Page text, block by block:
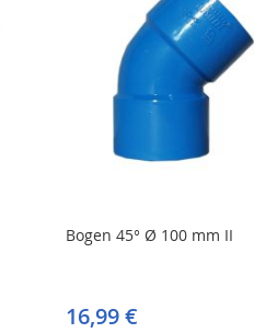
Bogen 45° Ø 100 mm II
16,99 €